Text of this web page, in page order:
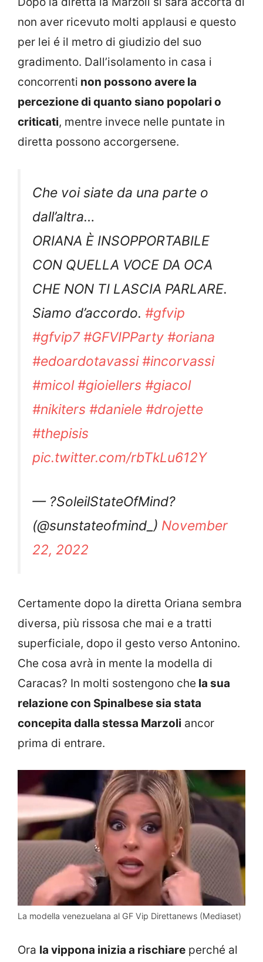
non aver ricevuto molti applausi e questo
per lei é il metro di giudizio del suo
gradimento. Dall’isolamento in casa i
concorrenti non possono avere la
percezione di quanto siano popolari o
criticati, mentre invece nelle puntate in
diretta possono accorgersene.
Che voi siate da una parte o
dall’altra…
ORIANA È INSOPPORTABILE
CON QUELLA VOCE DA OCA
CHE NON TI LASCIA PARLARE.
Siamo d’accordo. #gfvip
#gfvip7 #GFVIPParty #oriana
#edoardotavassi #incorvassi
#micol #gioiellers #giacol
#nikiters #daniele #drojette
#thepisis
pic.twitter.com/rbTkLu612Y
— ?SoleilStateOfMind?
(@sunstateofmind_) November
22, 2022
Certamente dopo la diretta Oriana sembra
diversa, più rissosa che mai e a tratti
superficiale, dopo il gesto verso Antonino.
Che cosa avrà in mente la modella di
Caracas? In molti sostengono che la sua
relazione con Spinalbese sia stata
concepita dalla stessa Marzoli ancor
prima di entrare.
La modella venezuelana al GF Vip Direttanews (Mediaset)
Ora la vippona inizia a rischiare perché al